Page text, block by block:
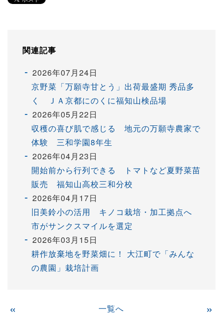
関連記事
2026年07月24日
京野菜「万願寺甘とう」出荷最盛期 秀品多
く ＪＡ京都にのくに福知山検品場
2026年05月22日
収穫の喜び肌で感じる 地元の万願寺農家で
体験 三和学園8年生
2026年04月23日
開始前から行列できる トマトなど夏野菜苗
販売 福知山高校三和分校
2026年04月17日
旧美鈴小の活用 キノコ栽培・加工拠点へ
市がサンクスマイルを選定
2026年03月15日
耕作放棄地を野菜畑に！ 大江町で「みんな
の農園」栽培計画
« 一覧へ